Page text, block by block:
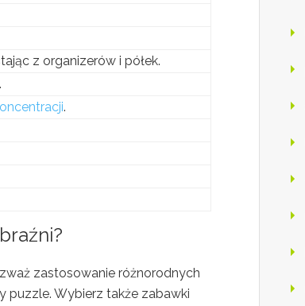
z organizerów i półek.
.
?
zastosowanie różnorodnych
puzzle. Wybierz także zabawki